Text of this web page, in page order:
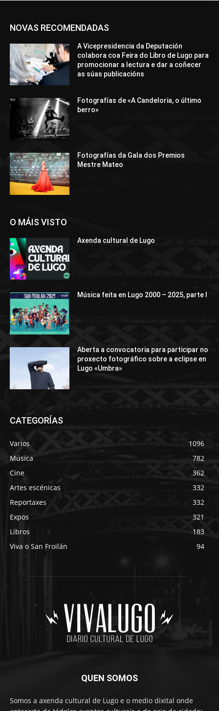
NOVAS RECOMENDADAS
A Vicepresidencia da Deputación
colabora coa Feira do Libro de Lugo para
promocionar a lectura e dar a coñecer
as súas publicacións
Fotografías de «A Candeloria, o último
berro»
Fotografías da Gala dos Premios
Mestre Mateo
O MÁIS VISTO
Axenda cultural de Lugo
Música feita en Lugo 2000 – 2025, parte I
Aberta a convocatoria para participar no
proxecto fotográfico sobre a eclipse en
Lugo «Umbra»
CATEGORÍAS
Varios
1096
Música
782
Cine
362
Artes escénicas
332
Reportaxes
332
Expos
321
Libros
183
Viva o San Froilán
94
QUEN SOMOS
Somos a axenda cultural de Lugo e o medio dixital onde